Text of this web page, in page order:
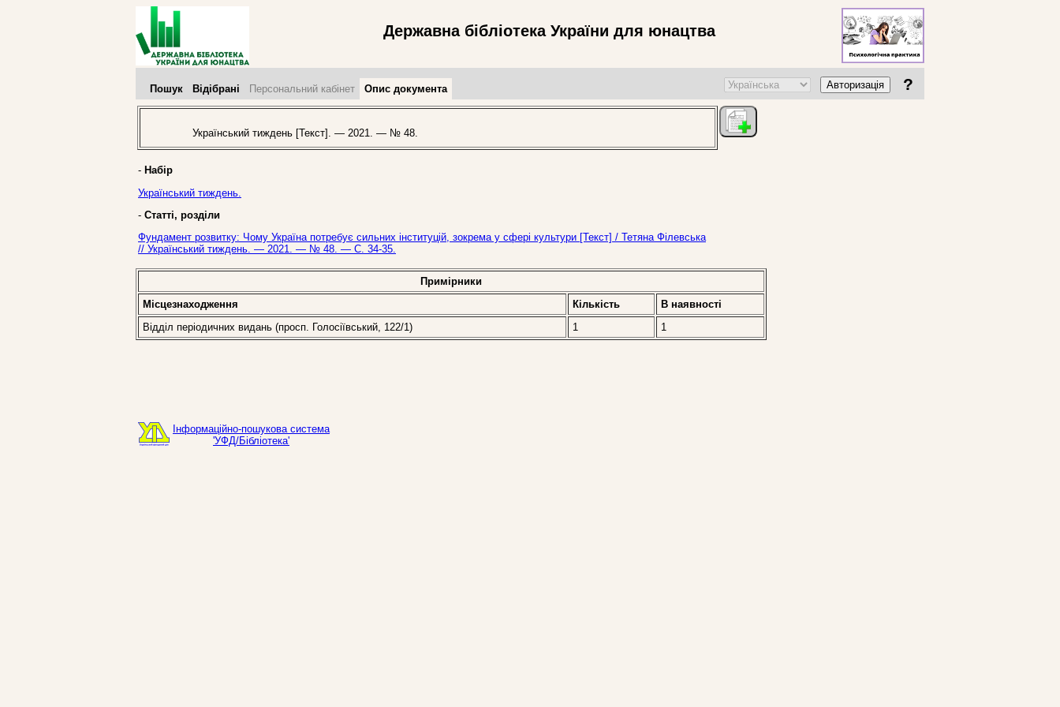
Державна бібліотека України для юнацтва
Пошук Відібрані Персональний кабінет Опис документа Авторизація ?
Український тиждень [Текст]. — 2021. — № 48.
- Набір
Український тиждень.
- Статті, розділи
Фундамент розвитку: Чому Україна потребує сильних інституцій, зокрема у сфері культури [Текст] / Тетяна Філевська
// Український тиждень. — 2021. — № 48. — С. 34-35.
Примірники
Місцезнаходження
Кількість
В наявностi
Відділ періодичних видань (просп. Голосіївський, 122/1)
1 1
Інформаційно-пошукова система
'УФД/Бібліотека'